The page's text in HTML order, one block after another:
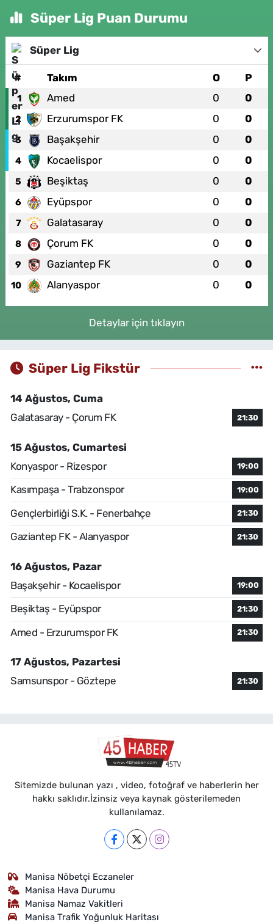
Süper Lig Puan Durumu
Süper Lig
# Takım O P
1 Amed 0 0
2 Erzurumspor FK 0 0
3 Başakşehir 0 0
4 Kocaelispor 0 0
5 Beşiktaş 0 0
6 Eyüpspor 0 0
7 Galatasaray 0 0
8 Çorum FK 0 0
9 Gaziantep FK 0 0
10 Alanyaspor 0 0
Detaylar için tıklayın
Süper Lig Fikstür
14 Ağustos, Cuma
Galatasaray - Çorum FK
21:30
15 Ağustos, Cumartesi
Konyaspor - Rizespor
19:00
Kasımpaşa - Trabzonspor 19:00
Gençlerbirliği S.K. - Fenerbahçe 21:30
Gaziantep FK - Alanyaspor 21:30
16 Ağustos, Pazar
Başakşehir - Kocaelispor
19:00
Beşiktaş - Eyüpspor 21:30
Amed - Erzurumspor FK 21:30
17 Ağustos, Pazartesi
Samsunspor - Göztepe
21:30
Sitemizde bulunan yazı , video, fotoğraf ve haberlerin her
hakkı saklıdır.İzinsiz veya kaynak gösterilemeden
kullanılamaz.
Manisa Nöbetçi Eczaneler
Manisa Hava Durumu
Manisa Namaz Vakitleri
Manisa Trafik Yoğunluk Haritası